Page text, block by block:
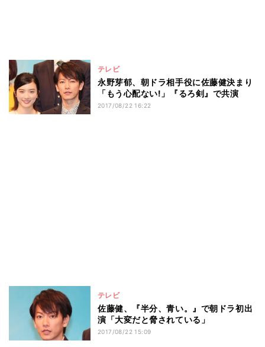
テレビ
永野芽郁、朝ドラ相手役に佐藤健決まり
「もう心配ない!」『るろ剣』で共演
2017/08/22 16:22
テレビ
佐藤健、『半分、青い。』で朝ドラ初出
演「大変だと脅されている」
2017/08/22 15:09